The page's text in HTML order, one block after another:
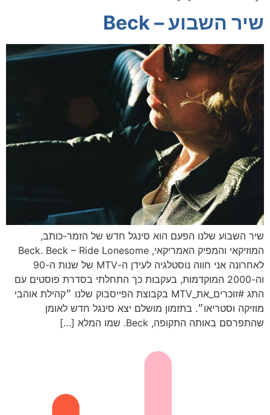
שיר השבוע – Beck
שיר השבוע שלנו הפעם הוא סינגל חדש של הזמר-כותב,
המוזיקאי והמפיק האמריקאי, Beck. Beck – Ride Lonesome
לאחרונה אני חווה נוסטלגיה לעידן ה-MTV של שנות ה-90
וה-2000 המוקדמות, בעקבות כך התחלתי בסדרת פוסטים עם
התג #זוכרים_את_MTV בקבוצת הפייסבוק שלנו ״קהילת אוהבי
מוזיקה וסטריאו״. בתזמון מושלם יצא סינגל חדש לאומן
שהתפרסם באותה התקופה, Beck. שמו המלא […]